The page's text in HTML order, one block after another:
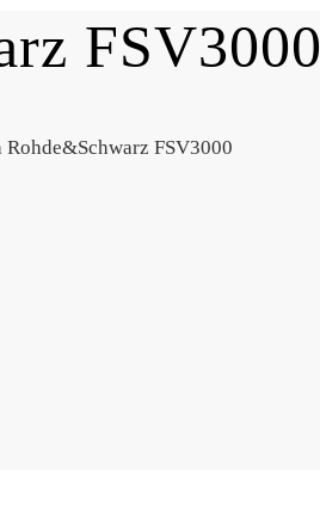
FSV3000
Rohde&Schwarz FSV3000